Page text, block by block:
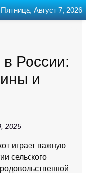
в России:
и
2025
играет важную
сельского
Пятница, Август 7, 2026